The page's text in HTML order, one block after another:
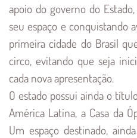
apoio do governo do
seu espaço e conquistando
primeira cidade do Brasil
circo, evitando que seja
cada nova apresentação.
O estado possui ainda o
América Latina, a Casa da
Um espaço destinado,